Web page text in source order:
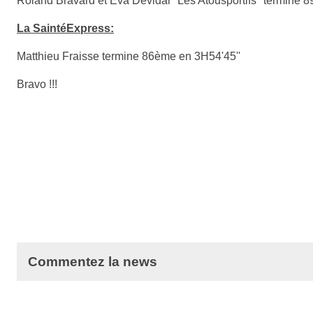
La SaintéExpress:
Matthieu Fraisse termine 86ème en 3H54'45''
Bravo !!!
Commentez la news